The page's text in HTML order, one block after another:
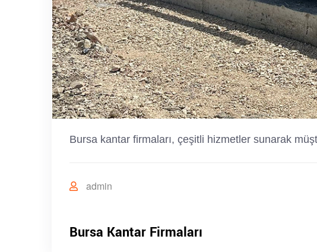
Bursa kantar firmaları, çeşitli hizmetler sunarak
admin
Bursa Kantar Firmaları